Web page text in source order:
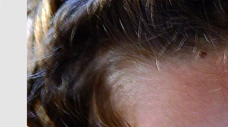
OTV
PMT
SIDEM
WESTGARTH
WHITTIER